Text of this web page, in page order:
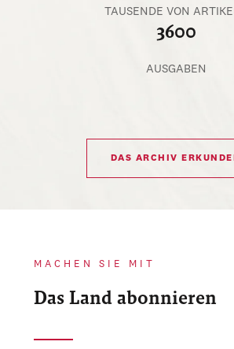
TAUSENDE VON
3600
AUSGABEN
DAS ARCHIV
MACHEN SIE MIT
Das Land abonnieren